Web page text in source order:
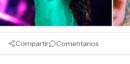
Compartir Comentarios